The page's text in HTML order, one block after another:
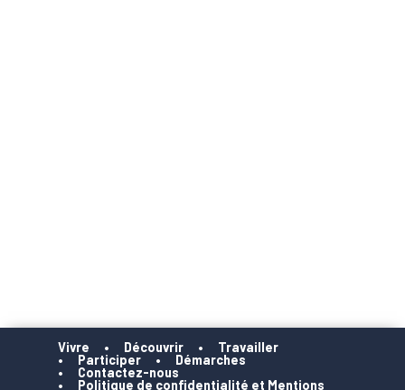
Vivre Découvrir
Travailler
Participer
Démarches
Contactez-nous
Politique de confidentialité et Mentions